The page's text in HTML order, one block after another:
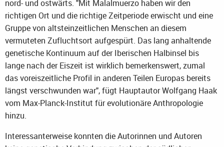
nord- und ostwärts. "Mit Malalmuerzo haben wir den
richtigen Ort und die richtige Zeitperiode erwischt und eine
Gruppe von altsteinzeitlichen Menschen an diesem
vermuteten Zufluchtsort aufgespürt. Das lang anhaltende
genetische Kontinuum auf der Iberischen Halbinsel bis
lange nach der Eiszeit ist wirklich bemerkenswert, zumal
das voreiszeitliche Profil in anderen Teilen Europas bereits
längst verschwunden war", fügt Hauptautor Wolfgang Haak
vom Max-Planck-Institut für evolutionäre Anthropologie
hinzu.
Interessanterweise konnten die Autorinnen und Autoren